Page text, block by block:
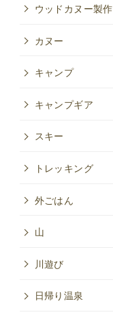
ウッドカヌー製作
カヌー
キャンプ
キャンプギア
スキー
トレッキング
外ごはん
山
川遊び
日帰り温泉